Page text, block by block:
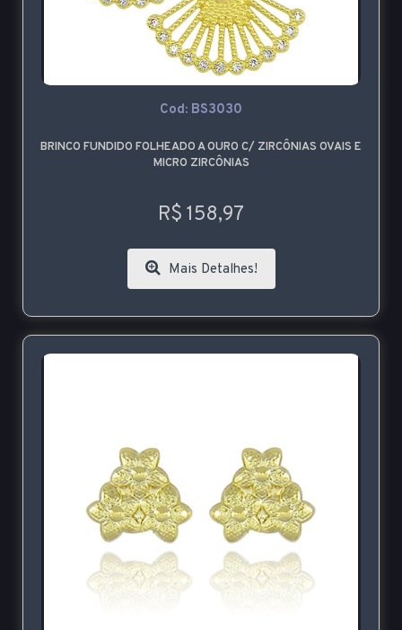
Cod: BS3030
BRINCO FUNDIDO FOLHEADO A OURO C/ ZIRCÔNIAS OVAIS E
MICRO ZIRCÔNIAS
R$ 158,97
Mais Detalhes!